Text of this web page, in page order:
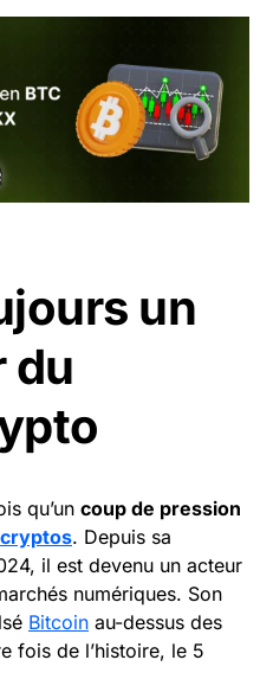
un
du
qu’un coup de pression
cryptos. Depuis sa
il est devenu un acteur
numériques. Son
Bitcoin au-dessus des
fois de l’histoire, le 5